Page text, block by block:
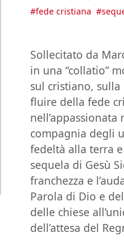
#fede cristiana #
Sollecitato da
in una “collatio”
sul cristiano,
fluire della fede
compagnia degli
fedeltà alla terra
sequela di Gesù
franchezza e
Parola di Dio e
delle chiese
dell’attesa del